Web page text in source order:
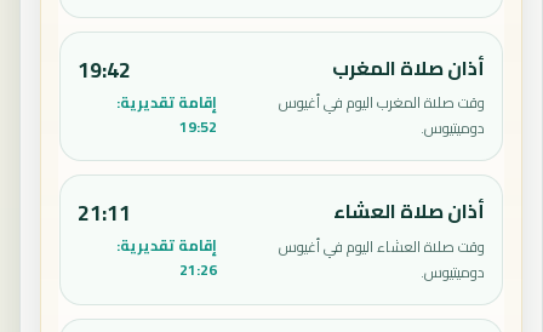
أذان صلاة المغرب
وقت صلاة المغرب اليوم في أغيوس
دوميتيوس.
19:42
إقامة تقديرية:
19:52
أذان صلاة العشاء
وقت صلاة العشاء اليوم في أغيوس
دوميتيوس.
21:11
إقامة تقديرية:
21:26